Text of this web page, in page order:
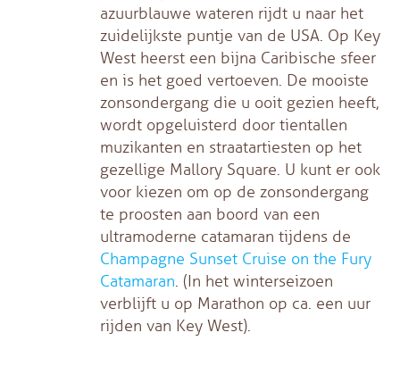
azuurblauwe wateren rijdt u naar het
zuidelijkste puntje van de USA. Op Key
West heerst een bijna Caribische sfeer
en is het goed vertoeven. De mooiste
zonsondergang die u ooit gezien heeft,
wordt opgeluisterd door tientallen
muzikanten en straatartiesten op het
gezellige Mallory Square. U kunt er ook
voor kiezen om op de zonsondergang
te proosten aan boord van een
ultramoderne catamaran tijdens de
Champagne Sunset Cruise on the Fury
Catamaran. (In het winterseizoen
verblijft u op Marathon op ca. een uur
rijden van Key West).